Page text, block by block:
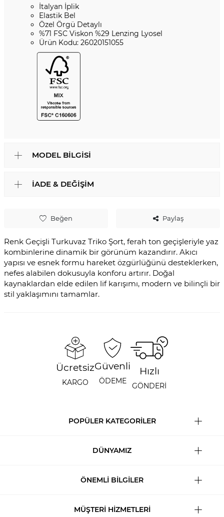
Beğen Paylaş
Renk Geçişli Turkuvaz Triko Şort, ferah ton geçişleriyle yaz
kombinlerine dinamik bir görünüm kazandırır. Akıcı
yapısı ve esnek formu hareket özgürlüğünü desteklerken,
nefes alabilen dokusuyla konforu artırır. Doğal
kaynaklardan elde edilen lif karışımı, modern ve bilinçli bir
stil yaklaşımını tamamlar.
İtalyan İplik
Elastik Bel
Özel Örgü Detaylı
%71 FSC Viskon %29 Lenzing Lyosel
Ürün Kodu: 26020151055
MODEL BILGISI
İADE & DEĞIŞIM
Ücretsiz
KARGO
Güvenli
ÖDEME
Hızlı
GÖNDERİ
POPÜLER KATEGORİLER
DÜNYAMIZ
ÖNEMLİ BİLGİLER
MÜŞTERİ HİZMETLERİ